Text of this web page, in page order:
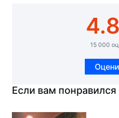
4.8
15 000
Если вам понравился